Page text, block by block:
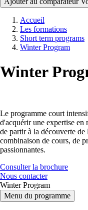
d'Ariane
Accueil
Les formations
Short term programs
Winter Program
Winter
Le programme court
d'acquérir une expertise en
de partir à la découverte de
combinaison de cours, de
passionnantes.
Consulter la brochure
Nous contacter
Winter Program
Menu du programme